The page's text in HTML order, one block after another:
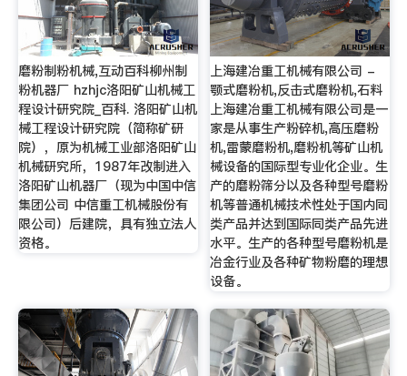
磨粉制粉机械,互动百科柳州制
粉机器厂 hzhjc洛阳矿山机械工
程设计研究院_百科. 洛阳矿山机
械工程设计研究院（简称矿研
院），原为机械工业部洛阳矿山
机械研究所，1987年改制进入
洛阳矿山机器厂（现为中国中信
集团公司 中信重工机械股份有
限公司）后建院，具有独立法人
资格。
上海建冶重工机械有限公司 -
颚式磨粉机,反击式磨粉机,石料
上海建冶重工机械有限公司是一
家是从事生产粉碎机,高压磨粉
机,雷蒙磨粉机,磨粉机等矿山机
械设备的国际型专业化企业。生
产的磨粉筛分以及各种型号磨粉
机等普通机械技术性处于国内同
类产品并达到国际同类产品先进
水平。生产的各种型号磨粉机是
冶金行业及各种矿物粉磨的理想
设备。